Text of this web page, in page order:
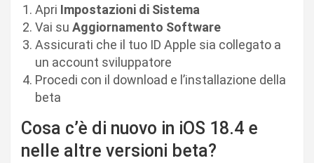
Apri Impostazioni di Sistema
Vai su Aggiornamento Software
Assicurati che il tuo ID Apple sia collegato a
un account sviluppatore
Procedi con il download e l’installazione della
beta
Cosa c’è di nuovo in iOS 18.4 e
nelle altre versioni beta?